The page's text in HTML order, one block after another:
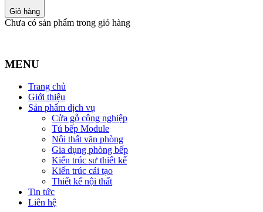
Giỏ hàng
Chưa có sản phẩm trong giỏ hàng
MENU
Trang chủ
Giới thiệu
Sản phẩm dịch vụ
Cửa gỗ công nghiệp
Tủ bếp Module
Nội thất văn phòng
Gia dụng phòng bếp
Kiến trúc sư thiết kế
Kiến trúc cải tạo
Thiết kế nội thất
Tin tức
Liên hệ